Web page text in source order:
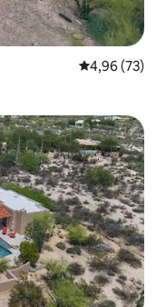
4,96 de uma
4,96 (73)